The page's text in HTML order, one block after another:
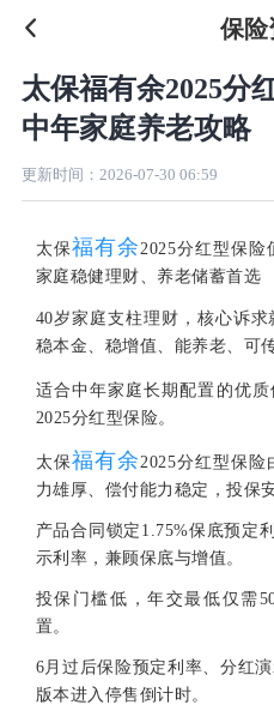
 保险
太保福有余2025分
中年家庭养老攻略
更新时间： 2026-07-30 06:59
太保福有余 2025分红型保
家庭稳健理财、养老储蓄首选
40岁家庭支柱理财，核心诉
稳本金、稳增值、能养老、可
适合中年家庭长期配置的优
2025分红型保险。
太保福有余 2025分红型保
力雄厚、偿付能力稳定，投保
产品合同锁定1.75%保底预定
示利率，兼顾保底与增值。
投保门槛低，年交最低仅需
置。
6月过后保险预定利率、分红
版本进入停售倒计时。